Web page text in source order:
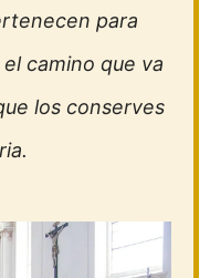
para
camino que va
los conserves